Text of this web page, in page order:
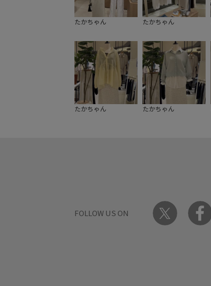
たかちゃん たかちゃん
たかちゃん たかちゃん
FOLLOW US ON